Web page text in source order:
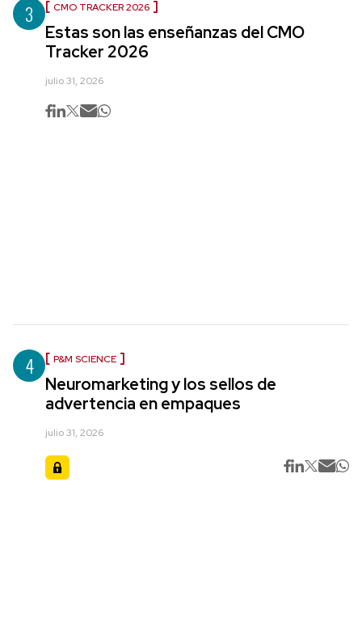
3 CMO TRACKER 2026
Estas son las enseñanzas del CMO
Tracker 2026
julio 31, 2026
4 P&M SCIENCE
Neuromarketing y los sellos de
advertencia en empaques
julio 31, 2026